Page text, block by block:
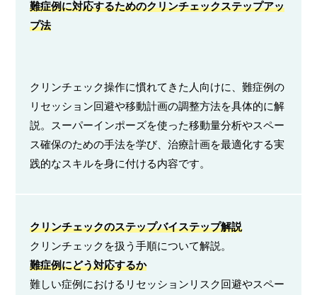
難症例に対応するためのクリンチェックステップアッ
プ法
クリンチェック操作に慣れてきた人向けに、難症例の
リセッション回避や移動計画の調整方法を具体的に解
説。スーパーインポーズを使った移動量分析やスペー
ス確保のための手法を学び、治療計画を最適化する実
践的なスキルを身に付ける内容です。
クリンチェックのステップバイステップ解説
クリンチェックを扱う手順について解説。
難症例にどう対応するか
難しい症例におけるリセッションリスク回避やスペー